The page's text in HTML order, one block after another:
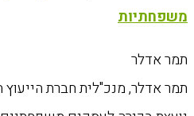
משפחתיות
תמר אדלר